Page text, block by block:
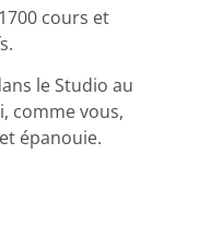
cours et
le Studio au
comme vous,
épanouie.